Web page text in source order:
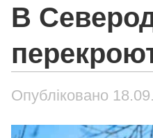
В
Опубліковано